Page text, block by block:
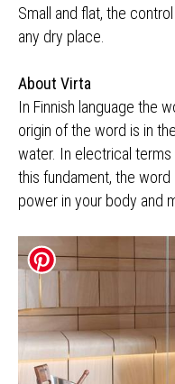
Small and flat, the
any dry place.
About Virta
In Finnish language the
origin of the word is in
water. In electrical
this fundament, the
power in your body and